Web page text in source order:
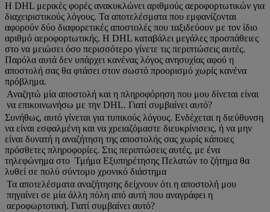
Η DHL μερικές φορές ανακυκλώνει αριθμούς αεροφορτωτικών για
διαχειριστικούς λόγους. Τα αποτελέσματα που εμφανίζονται
αφορούν δύο διαφορετικές αποστολές που ταξιδεύουν με τον ίδιο
αριθμό αεροφορτωτικής. Η DHL καταβάλει μεγάλες προσπάθειες
στο να μειώσει όσο περισσότερο γίνετε τις περιπτώσεις αυτές.
Παρόλα αυτά δεν υπάρχει κανένας λόγος ανησυχίας αφού η
αποστολή σας θα φτάσει στον σωστό προορισμό χωρίς κανένα
πρόβλημα.
Αναζητώ μία αποστολή και η πληροφόρηση που μου δίνεται είναι
να επικοινωνήσω με την DHL. Γιατί συμβαίνει αυτό?
Συνήθως, αυτό γίνεται για τυπικούς λόγους. Ενδέχεται η διεύθυνση
να είναι εσφαλμένη και να χρειαζόμαστε διευκρίνισεις, ή να μην
είναι δυνατή η αναζήτηση της αποστολής σας χωρίς κάποιες
πρόσθετες πληροφορίες. Στις περιπτώσεις αυτές, με ένα
τηλεφώνημα στο Τμήμα Εξυπηρέτησης Πελατών το ζήτημα θα
λυθεί σε πολύ σύντομο χρονικό διάστημα
Τα αποτελέσματα αναζήτησης δείχνουν ότι η αποστολή μου
πηγαίνει σε μία άλλη πόλη από αυτή που αναγράφει η
αεροφωρτοτική. Γιατί συμβαίνει αυτό?